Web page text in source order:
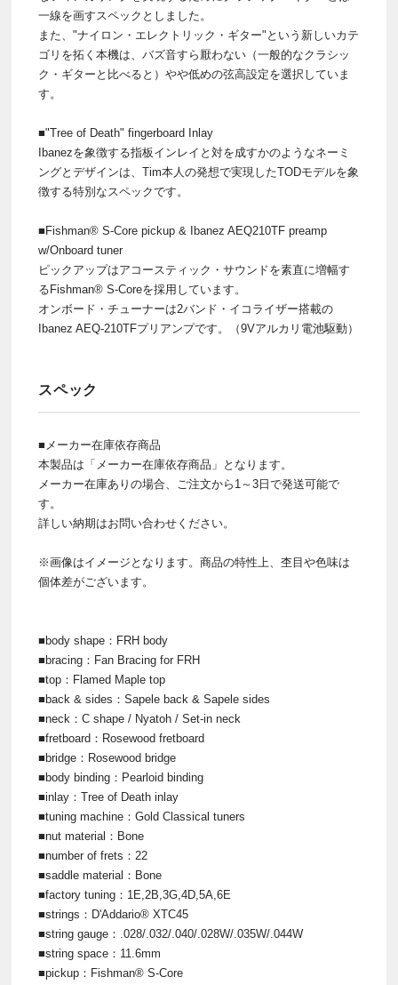
一線を画すスペックとしました。
また、"ナイロン・エレクトリック・ギター"という新しいカテ
ゴリを拓く本機は、バズ音すら厭わない（一般的なクラシッ
ク・ギターと比べると）やや低めの弦高設定を選択していま
す。
■"Tree of Death" fingerboard Inlay
Ibanezを象徴する指板インレイと対を成すかのようなネーミ
ングとデザインは、Tim本人の発想で実現したTODモデルを象
徴する特別なスペックです。
■Fishman® S-Core pickup & Ibanez AEQ210TF preamp
w/Onboard tuner
ピックアップはアコースティック・サウンドを素直に増幅す
るFishman® S-Coreを採用しています。
オンボード・チューナーは2バンド・イコライザー搭載の
Ibanez AEQ-210TFプリアンプです。（9Vアルカリ電池駆動）
スペック
■メーカー在庫依存商品
本製品は「メーカー在庫依存商品」となります。
メーカー在庫ありの場合、ご注文から1～3日で発送可能で
す。
詳しい納期はお問い合わせください。
※画像はイメージとなります。商品の特性上、杢目や色味は
個体差がございます。
■body shape：FRH body
■bracing：Fan Bracing for FRH
■top：Flamed Maple top
■back & sides：Sapele back & Sapele sides
■neck：C shape / Nyatoh / Set-in neck
■fretboard：Rosewood fretboard
■bridge：Rosewood bridge
■body binding：Pearloid binding
■inlay：Tree of Death inlay
■tuning machine：Gold Classical tuners
■nut material：Bone
■number of frets：22
■saddle material：Bone
■factory tuning：1E,2B,3G,4D,5A,6E
■strings：D'Addario® XTC45
■string gauge：.028/.032/.040/.028W/.035W/.044W
■string space：11.6mm
■pickup：Fishman® S-Core